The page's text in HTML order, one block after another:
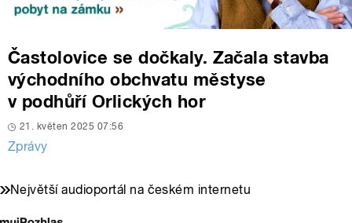
Častolovice se dočkaly. Začala stavba
východního obchvatu městyse
v podhůří Orlických hor
21. květen 2025 07:56
Zprávy
Největší audioportál na českém internetu